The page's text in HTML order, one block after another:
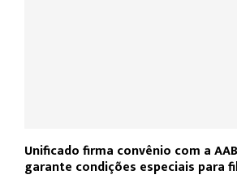
Unificado firma convênio com a
garante condições especiais para